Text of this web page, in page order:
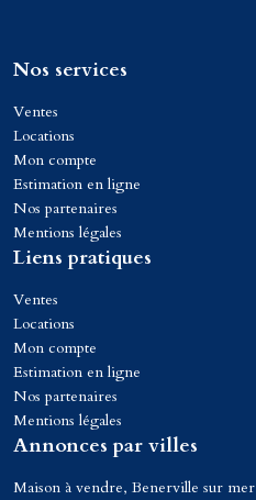
Nos services
Ventes
Locations
Mon compte
Estimation en ligne
Nos partenaires
Mentions légales
Liens pratiques
Ventes
Locations
Mon compte
Estimation en ligne
Nos partenaires
Mentions légales
Annonces par villes
Maison à vendre, Benerville sur mer